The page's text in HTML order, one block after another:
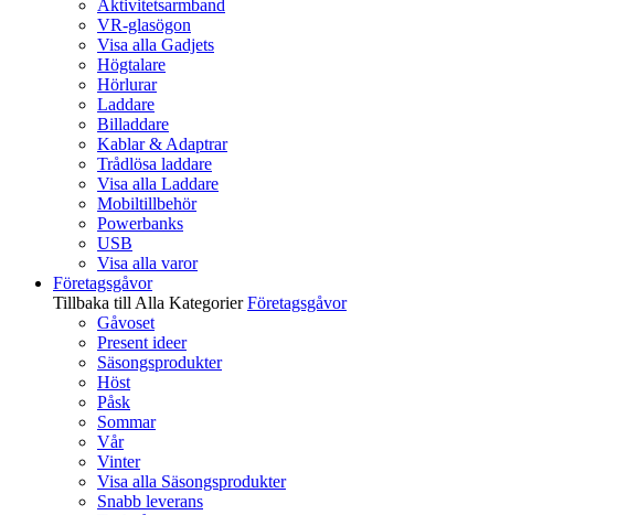
Aktivitetsarmband
VR-glasögon
Visa alla Gadjets
Högtalare
Hörlurar
Laddare
Billaddare
Kablar & Adaptrar
Trådlösa laddare
Visa alla Laddare
Mobiltillbehör
Powerbanks
USB
Visa alla varor
Företagsgåvor
Tillbaka till Alla Kategorier Företagsgåvor
Gåvoset
Present ideer
Säsongsprodukter
Höst
Påsk
Sommar
Vår
Vinter
Visa alla Säsongsprodukter
Snabb leverans